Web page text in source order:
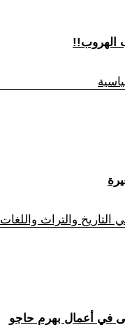
والتراث واللغات